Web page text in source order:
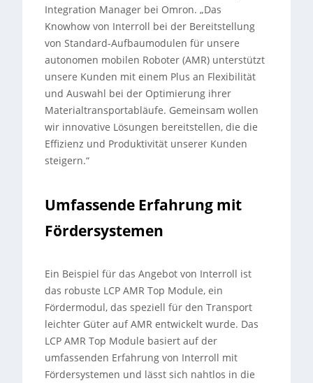
Integration Manager bei Omron. „Das
Knowhow von Interroll bei der Bereitstellung
von Standard-Aufbaumodulen für unsere
autonomen mobilen Roboter (AMR) unterstützt
unsere Kunden mit einem Plus an Flexibilität
und Auswahl bei der Optimierung ihrer
Materialtransportabläufe. Gemeinsam wollen
wir innovative Lösungen bereitstellen, die die
Effizienz und Produktivität unserer Kunden
steigern.“
Umfassende Erfahrung mit
Fördersystemen
Ein Beispiel für das Angebot von Interroll ist
das robuste LCP AMR Top Module, ein
Fördermodul, das speziell für den Transport
leichter Güter auf AMR entwickelt wurde. Das
LCP AMR Top Module basiert auf der
umfassenden Erfahrung von Interroll mit
Fördersystemen und lässt sich nahtlos in die